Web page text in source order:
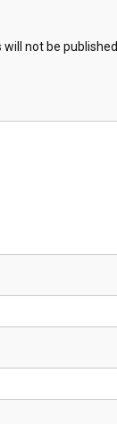
not be published.